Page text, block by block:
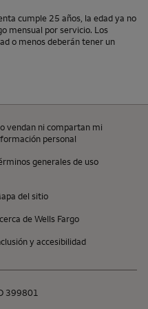
cumple 25 años, la edad ya no
mensual por servicio. Los
o menos deberán tener un
vendan ni compartan mi
personal
generales de uso
del sitio
deWells Fargo
y accesibilidad
399801